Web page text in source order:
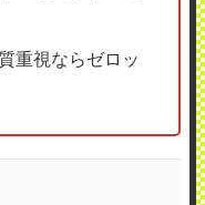
重視ならゼロッ